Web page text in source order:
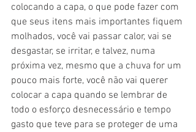
colocando a capa, o que pode fazer com
que seus itens mais importantes fiquem
molhados, você vai passar calor, vai se
desgastar, se irritar, e talvez, numa
próxima vez, mesmo que a chuva for um
pouco mais forte, você não vai querer
colocar a capa quando se lembrar de
todo o esforço desnecessário e tempo
gasto que teve para se proteger de uma